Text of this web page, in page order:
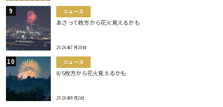
ニュース
あさって枚方から花火見えるかも
2026年7月20日
ニュース
8/5枚方から花火見えるかも
2026年8月2日